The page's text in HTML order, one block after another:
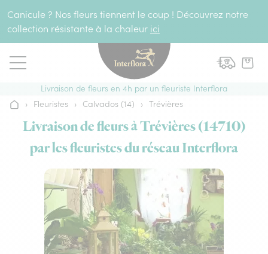
Canicule ? Nos fleurs tiennent le coup ! Découvrez notre
collection résistante à la chaleur ici
Livraison de fleurs en 4h par un fleuriste Interflora
Accueil
› Fleuristes › Calvados (14) › Trévières
Livraison de fleurs à Trévières (14710)
par les fleuristes du réseau Interflora